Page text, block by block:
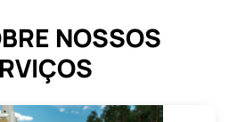
NOSSOS